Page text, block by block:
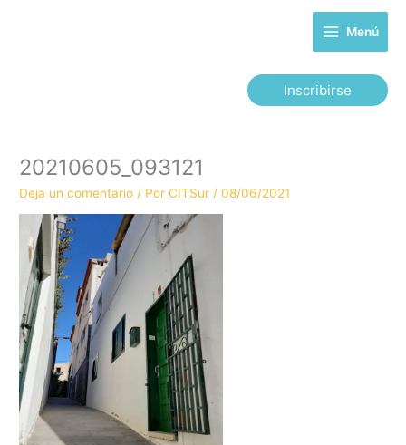
Menú
Inscribirse
20210605_093121
Deja un comentario / PorCITSur /08/06/2021